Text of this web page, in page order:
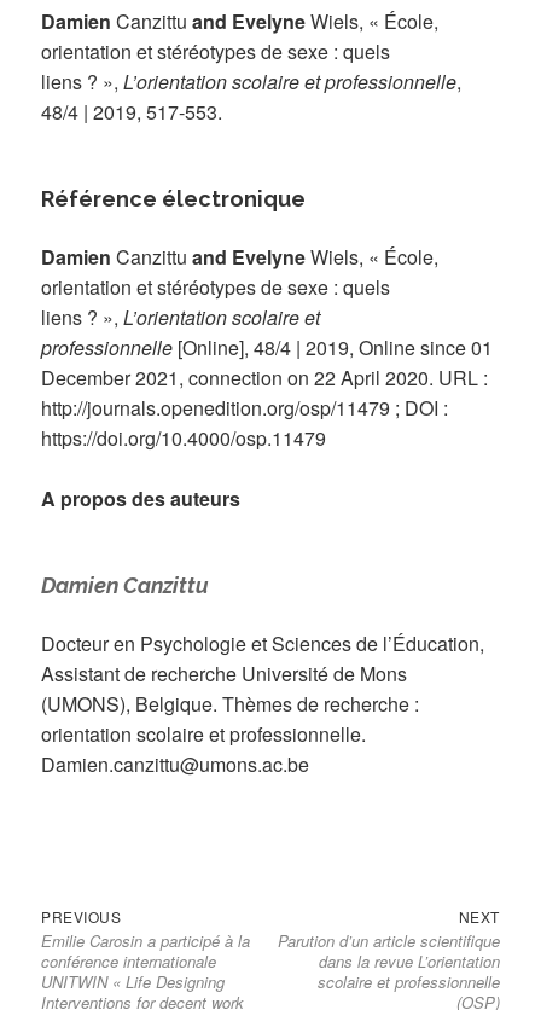
DamienCanzittu and EvelyneWiels, « École,
orientation et stéréotypes de sexe : quels
liens ? »,L’orientation scolaire et professionnelle,
48/4 | 2019, 517-553.
Référence électronique
DamienCanzittu and EvelyneWiels, « École,
orientation et stéréotypes de sexe : quels
liens ? »,L’orientation scolaire et
professionnelle [Online], 48/4 | 2019, Online since 01
December 2021, connection on 22 April 2020. URL :
http://journals.openedition.org/osp/11479 ; DOI :
https://doi.org/10.4000/osp.11479
A propos des auteurs
DamienCanzittu
Docteur en Psychologie et Sciences de l’Éducation,
Assistant de recherche Université de Mons
(UMONS), Belgique. Thèmes de recherche :
orientation scolaire et professionnelle.
Damien.canzittu@umons.ac.be
Navigation
de
l’article
PREVIOUSPrevious
post:
Emilie Carosin a participé à la
conférence internationale
UNITWIN « Life Designing
Interventions for decent work
NEXTNext
post:
Parution d’un article scientifique
dans la revue L’orientation
scolaire et professionnelle
(OSP)